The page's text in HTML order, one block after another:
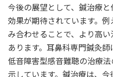
今後の展望として、鍼治療
効果が期待されています。
み合わせることで、より高
あります。耳鼻科専門鍼灸
低音障害型感音難聴の治療
示しています。鍼治療は、